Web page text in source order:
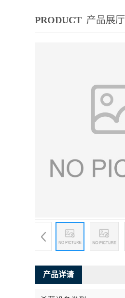
PRODUCT 产品展厅
产品详请